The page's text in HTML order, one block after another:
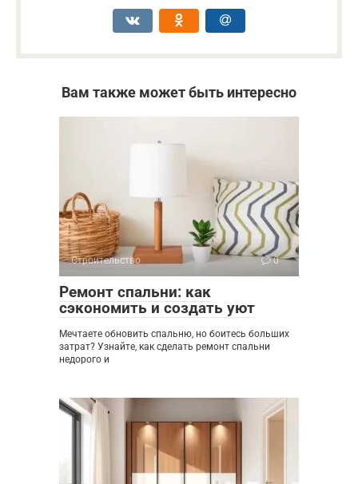
Вам также может быть интересно
Строительство 0
Ремонт спальни: как
сэкономить и создать уют
Мечтаете обновить спальню, но боитесь больших
затрат? Узнайте, как сделать ремонт спальни
недорого и